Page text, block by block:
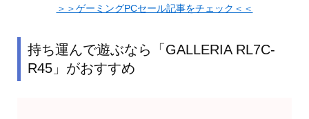
＞＞ゲーミングPCセール記事をチェック＜＜
持ち運んで遊ぶなら「GALLERIA RL7C-
R45」がおすすめ